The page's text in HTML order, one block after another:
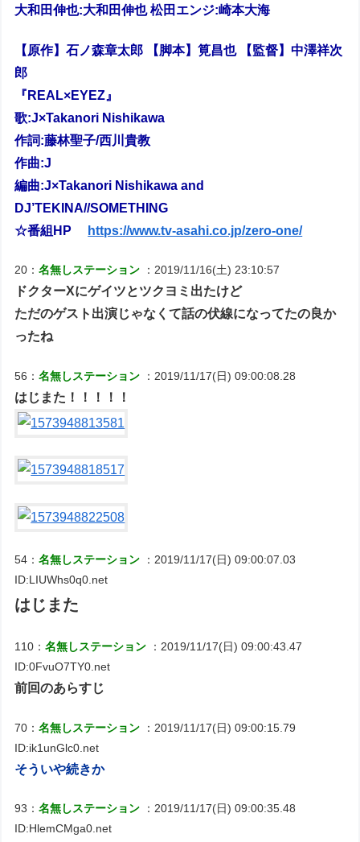
大和田伸也:大和田伸也 松田エンジ:崎本大海
【原作】石ノ森章太郎 【脚本】筧昌也 【監督】中澤祥次
郎
『REAL×EYEZ』
歌:J×Takanori Nishikawa
作詞:藤林聖子/西川貴教
作曲:J
編曲:J×Takanori Nishikawa and
DJ’TEKINA//SOMETHING
☆番組HP
https://www.tv-asahi.co.jp/zero-one/
20：名無しステーション ：2019/11/16(土) 23:10:57
ドクターXにゲイツとツクヨミ出たけど
ただのゲスト出演じゃなくて話の伏線になってたの良か
ったね
56：名無しステーション ：2019/11/17(日) 09:00:08.28
はじまた！！！！！
54：名無しステーション
：2019/11/17(日) 09:00:07.03
ID:LIUWhs0q0.net
はじまた
110：名無しステーション
：2019/11/17(日) 09:00:43.47
ID:0FvuO7TY0.net
前回のあらすじ
70：名無しステーション
：2019/11/17(日) 09:00:15.79
ID:ik1unGlc0.net
そういや続きか
93：名無しステーション
：2019/11/17(日) 09:00:35.48
ID:HlemCMga0.net